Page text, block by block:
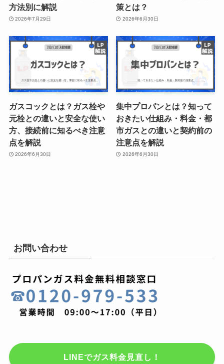
方法別に解説
2026年7月29日
策とは？
2026年6月30日
ガスコックとは？ガス栓や
元栓との違いと安全な使い
方、接続前に知るべき注意
点を解説
2026年6月30日
集中プロパンとは？知って
おきたい仕組み・料金・都
市ガスとの違いと契約前の
注意点を解説
2026年6月30日
お問い合わせ
LINEでガス料金見直し！